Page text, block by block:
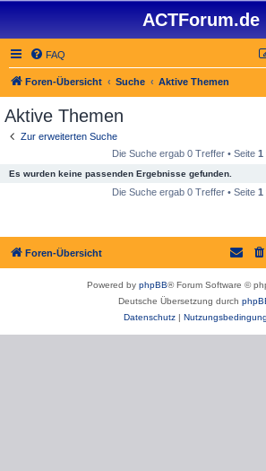
ACTForum.de
FAQ
Foren-Übersicht Suche Aktive Themen
Aktive Themen
Zur erweiterten Suche
Die Suche ergab 0 Treffer • Seite 1
Es wurden keine passenden Ergebnisse gefunden.
Die Suche ergab 0 Treffer • Seite 1
Foren-Übersicht
Powered by phpBB® Forum Software ©
Deutsche Übersetzung durch
Datenschutz|